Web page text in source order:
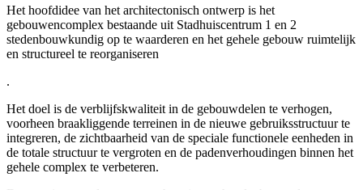
Het hoofdidee van het architectonisch ontwerp is het
gebouwencomplex bestaande uit Stadhuiscentrum 1 en 2
stedenbouwkundig op te waarderen en het gehele gebouw ruimtelijk
en structureel te reorganiseren
.
Het doel is de verblijfskwaliteit in de gebouwdelen te verhogen,
voorheen braakliggende terreinen in de nieuwe gebruiksstructuur te
integreren, de zichtbaarheid van de speciale functionele eenheden in
de totale structuur te vergroten en de padenverhoudingen binnen het
gehele complex te verbeteren.